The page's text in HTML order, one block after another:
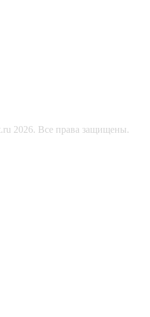
2026. Все права защищены.